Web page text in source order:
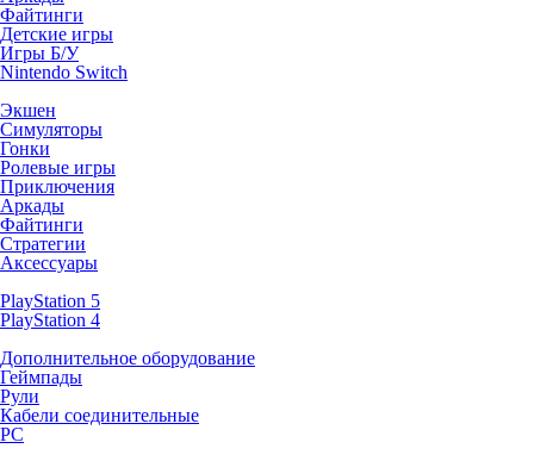
Файтинги
Детские игры
Игры Б/У
Nintendo Switch
Экшен
Симуляторы
Гонки
Ролевые игры
Приключения
Аркады
Файтинги
Стратегии
Аксессуары
PlayStation 5
PlayStation 4
Дополнительное оборудование
Геймпады
Рули
Кабели соединительные
PC